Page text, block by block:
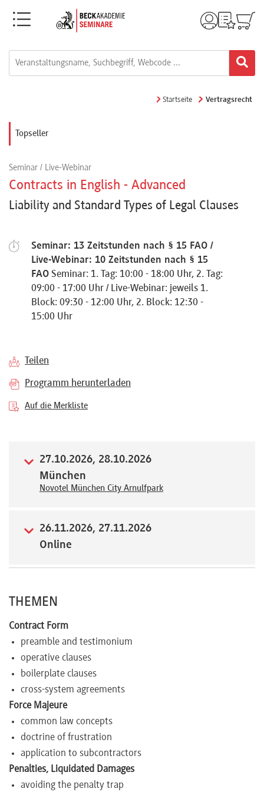
Menü
Webinare
Referenten
uns
Preisvorteile
Newsletter
Startseite Vertragsrecht
Topseller
Seminar / Live-Webinar
Contracts in English - Advanced
Liability and Standard Types of Legal Clauses
Seminar: 13 Zeitstunden nach § 15 FAO /
Live-Webinar: 10 Zeitstunden nach § 15
FAO Seminar: 1. Tag: 10:00 - 18:00 Uhr, 2. Tag:
09:00 - 17:00 Uhr / Live-Webinar: jeweils 1.
Block: 09:30 - 12:00 Uhr, 2. Block: 12:30 -
15:00 Uhr
Teilen
Programm herunterladen
Auf die Merkliste
27.10.2026, 28.10.2026
München
Novotel München City Arnulfpark
26.11.2026, 27.11.2026
Online
THEMEN
Contract Form
preamble and testimonium
operative clauses
boilerplate clauses
cross-system agreements
Force Majeure
common law concepts
doctrine of frustration
application to subcontractors
Penalties, Liquidated Damages
avoiding the penalty trap